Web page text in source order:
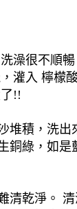
澡很不順
灌入 檸檬
!!
堆積，洗
銅綠，如
清乾淨。